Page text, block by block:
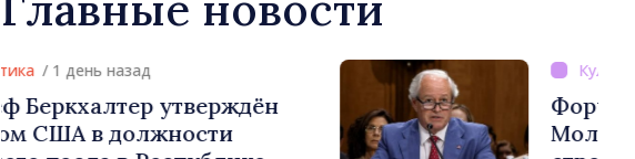
/ 1 день назад
Форум диаспоры // «Семь чудес
Молдовы» – проект, который